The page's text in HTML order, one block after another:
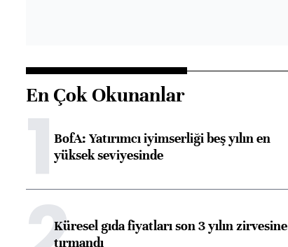
En Çok Okunanlar
1BofA: Yatırımcı iyimserliği beş yılın en
yüksek seviyesinde
Küresel gıda fiyatları son 3 yılın zirvesine
tırmandı